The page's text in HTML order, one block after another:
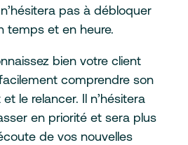
pas à débloquer
temps et en heure.
bien votre client
comprendre son
le relancer. Il n’hésitera
en priorité et sera plus
de vos nouvelles